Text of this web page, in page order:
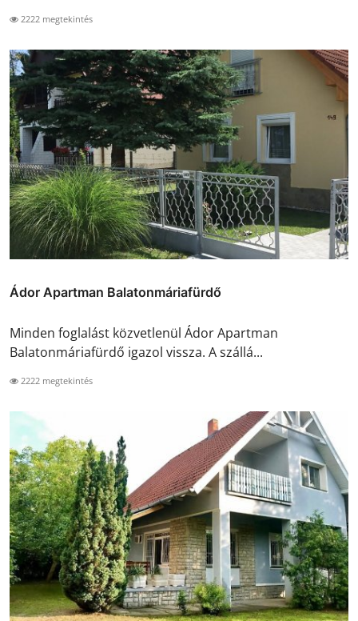
2222 megtekintés
Ádor Apartman Balatonmáriafürdő
Minden foglalást közvetlenül Ádor Apartman
Balatonmáriafürdő igazol vissza. A szállá...
2222 megtekintés